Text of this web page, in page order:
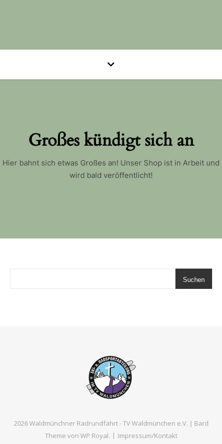
Großes kündigt sich an
Hier bahnt sich etwas Großes an! Unser Shop ist in Arbeit und
wird bald veröffentlicht!
Suchen
2026 Waldmünchner Radrundfahrt - TV Waldmünchen e.V. | Bard
Theme von WP Royal. Impressum/Kontakt